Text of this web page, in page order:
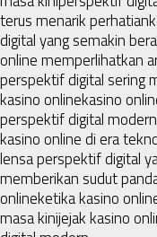
terus menarik perhatian
digital yang semakin
online memperlihatkan
perspektif digital sering
kasino onlinekasino
perspektif digital modern
kasino online di era
lensa perspektif digital
memberikan sudut
onlineketika kasino
masa kinijejak kasino